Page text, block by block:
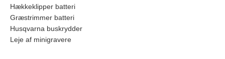
Hækkeklipper batteri
Græstrimmer batteri
Husqvarna buskrydder
Leje af minigravere